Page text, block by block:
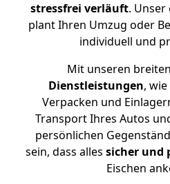
stressfrei verläuft. Unser
plant Ihren Umzug oder
individuell und
Mit unseren
Dienstleistungen,
Verpacken und
Transport Ihres Autos
persönlichen
sein, dass alles sicher und
Eischen